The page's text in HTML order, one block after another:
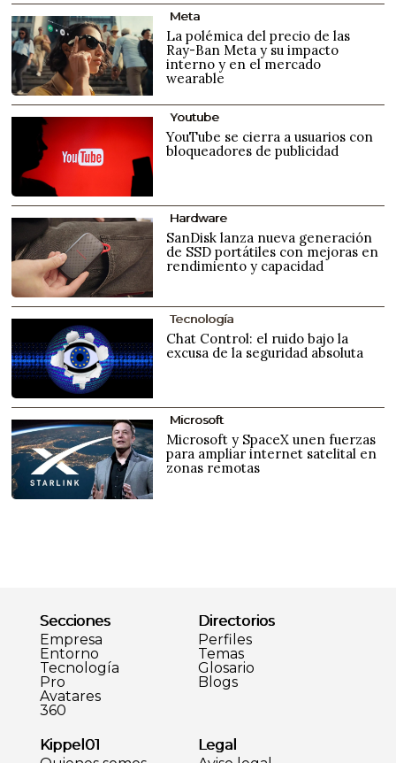
Meta
La polémica del precio de las
Ray-Ban Meta y su impacto
interno y en el mercado
wearable
Youtube
YouTube se cierra a usuarios con
bloqueadores de publicidad
Hardware
SanDisk lanza nueva generación
de SSD portátiles con mejoras en
rendimiento y capacidad
Tecnología
Chat Control: el ruido bajo la
excusa de la seguridad absoluta
Microsoft
Microsoft y SpaceX unen fuerzas
para ampliar internet satelital en
zonas remotas
Secciones
Empresa
Entorno
Tecnología
Pro
Avatares
360
Directorios
Perfiles
Temas
Glosario
Blogs
Kippel01
Legal